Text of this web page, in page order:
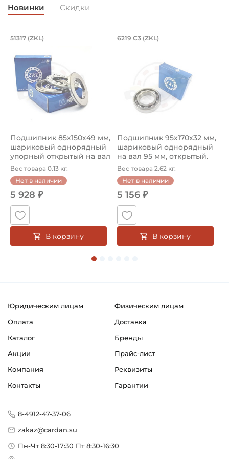
Новинки Скидки
Подшипник 85х150х49 мм,
51317 (ZKL)
Подшипник 85х150х49 мм,
шариковый однорядный
упорный открытый на вал
85...
Вес товара 0.13 кг.
Нет в наличии
5 928 ₽
В корзину
Подшипник
6219 C3 (ZKL)
Подшипник 95х170х32 мм,
шариковый однорядный
на вал 95 мм, открытый.
Ар...
Вес товара 2.62 кг.
Нет в наличии
5 156 ₽
В корзину
Юридическим лицам
Физическим лицам
Оплата
Доставка
Каталог
Бренды
Акции
Прайс-лист
Компания
Реквизиты
Контакты
Гарантии
8-4912-47-37-06
zakaz@cardan.su
Пн-Чт 8:30-17:30 Пт 8:30-16:30